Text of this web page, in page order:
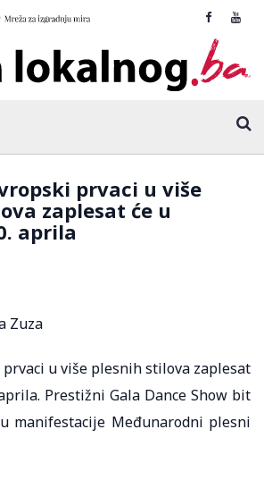
prvaci u više
zaplesat će u
aprila
Zuza
u više plesnih stilova zaplesat
Prestižni Gala Dance Show bit
manifestacije Međunarodni plesni